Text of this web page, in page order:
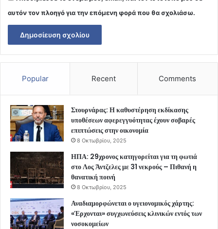
αυτόν τον πλοηγό για την επόμενη φορά που θα σχολιάσω.
Popular Recent Comments
Στουρνάρας: Η καθυστέρηση εκδίκασης
υποθέσεων αφερεγγυότητας έχουν σοβαρές
επιπτώσεις στην οικονομία
8 Οκτωβρίου, 2025
ΗΠΑ: 29χρονος κατηγορείται για τη φωτιά
στο Λος Άντζελες με 31 νεκρούς – Πιθανή η
θανατική ποινή
8 Οκτωβρίου, 2025
Αναδιαμορφώνεται ο υγειονομικός χάρτης:
«Έρχονται» συγχωνεύσεις κλινικών εντός των
νοσοκομείων